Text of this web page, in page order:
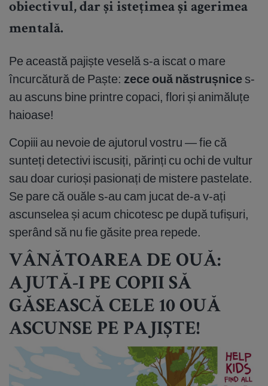
obiectivul, dar și istețimea și agerimea
mentală.
Pe această pajiște veselă s-a iscat o mare
încurcătură de Paște: zece ouă năstrușnice s-
au ascuns bine printre copaci, flori și animăluțe
haioase!
Copiii au nevoie de ajutorul vostru — fie că
sunteți detectivi iscusiți, părinți cu ochi de vultur
sau doar curioși pasionați de mistere pastelate.
Se pare că ouăle s-au cam jucat de-a v-ați
ascunselea și acum chicotesc pe după tufișuri,
sperând să nu fie găsite prea repede.
VÂNĂTOAREA DE OUĂ:
AJUTĂ-I PE COPII SĂ
GĂSEASCĂ CELE 10 OUĂ
ASCUNSE PE PAJIȘTE!